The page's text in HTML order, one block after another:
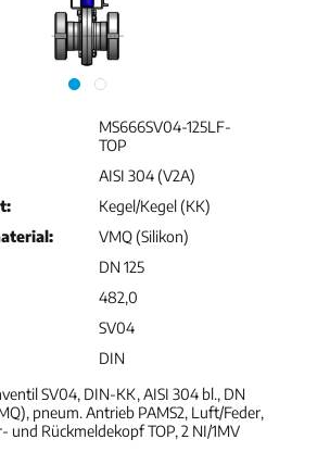
MS666SV04-125LF-
TOP
AISI 304 (V2A)
Kegel/Kegel (KK)
VMQ (Silikon)
DN 125
482,0
SV04
DIN
SV04, DIN-KK, AISI 304 bl., DN
pneum. Antrieb PAMS2, Luft/Feder,
und Rückmeldekopf TOP, 2 NI/1MV